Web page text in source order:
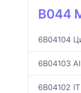
B044
6B04104
6B04103
6B04102 IT